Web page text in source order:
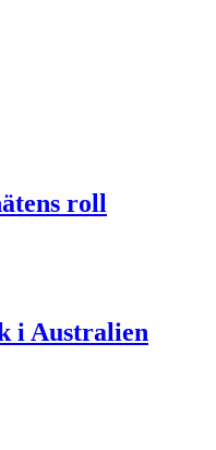
roll
i Australien